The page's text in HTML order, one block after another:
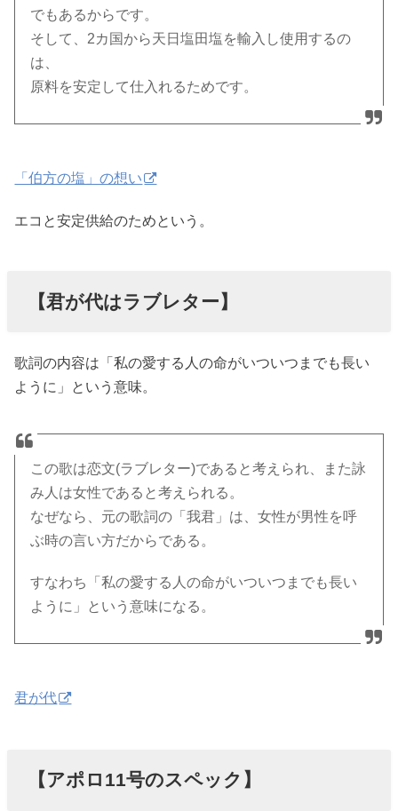
でもあるからです。
そして、2カ国から天日塩田塩を輸入し使用するの
は、
原料を安定して仕入れるためです。
「伯方の塩」の想い
エコと安定供給のためという。
【君が代はラブレター】
歌詞の内容は「私の愛する人の命がいついつまでも長い
ように」という意味。
この歌は恋文(ラブレター)であると考えられ、また詠
み人は女性であると考えられる。
なぜなら、元の歌詞の「我君」は、女性が男性を呼
ぶ時の言い方だからである。
すなわち「私の愛する人の命がいついつまでも長い
ように」という意味になる。
君が代
【アポロ11号のスペック】